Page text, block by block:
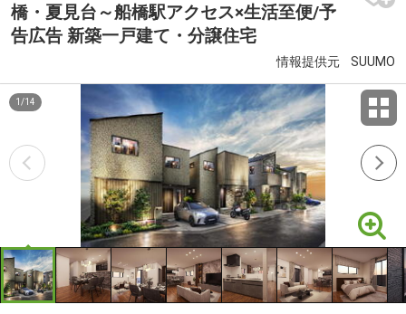
橋・夏見台～船橋駅アクセス×生活至便/予
告広告 新築一戸建て・分譲住宅
情報提供元 SUUMO
1 /14